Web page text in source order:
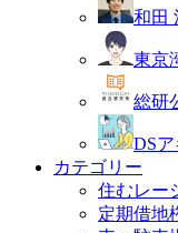
和田
東京
総研
DSア
カテゴリー
住むレー
定期借地